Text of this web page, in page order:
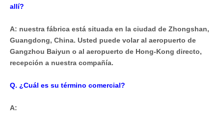
allí?
A: nuestra fábrica está situada en la ciudad de Zhongshan,
Guangdong, China. Usted puede volar al aeropuerto de
Gangzhou Baiyun o al aeropuerto de Hong-Kong directo,
recepción a nuestra compañía.
Q. ¿Cuál es su término comercial?
A: